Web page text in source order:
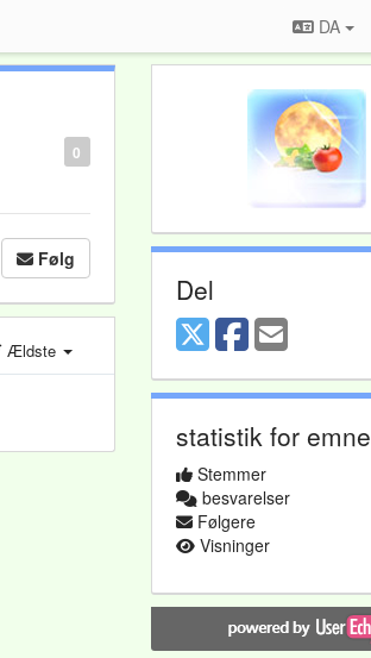
DA
0
Følg
Ældste
Del
statistik for emne
Stemmer
besvarelser
Følgere
Visninger